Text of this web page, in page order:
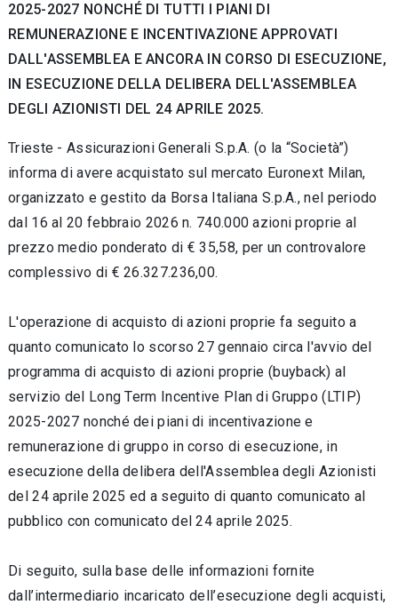
2025-2027 NONCHÉ DI TUTTI I PIANI DI
REMUNERAZIONE E INCENTIVAZIONE APPROVATI
DALL'ASSEMBLEA E ANCORA IN CORSO DI ESECUZIONE,
IN ESECUZIONE DELLA DELIBERA DELL'ASSEMBLEA
DEGLI AZIONISTI DEL 24 APRILE 2025.
Trieste - Assicurazioni Generali S.p.A. (o la “Società”)
informa di avere acquistato sul mercato Euronext Milan,
organizzato e gestito da Borsa Italiana S.p.A., nel periodo
dal 16 al 20 febbraio 2026 n. 740.000 azioni proprie al
prezzo medio ponderato di € 35,58, per un controvalore
complessivo di € 26.327.236,00.
L'operazione di acquisto di azioni proprie fa seguito a
quanto comunicato lo scorso 27 gennaio circa l'avvio del
programma di acquisto di azioni proprie (buyback) al
servizio del Long Term Incentive Plan di Gruppo (LTIP)
2025-2027 nonché dei piani di incentivazione e
remunerazione di gruppo in corso di esecuzione, in
esecuzione della delibera dell'Assemblea degli Azionisti
del 24 aprile 2025 ed a seguito di quanto comunicato al
pubblico con comunicato del 24 aprile 2025.
Di seguito, sulla base delle informazioni fornite
dall’intermediario incaricato dell’esecuzione degli acquisti,